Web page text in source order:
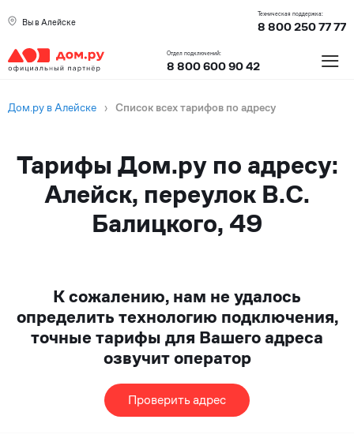
Вы в Алейске
Техническая поддержка:
8 800 250 77 77
Отдел подключений:
8 800 600 90 42 ≡
Дом.ру в Алейске › Список всех тарифов по адресу
Тарифы Дом.ру по адресу:
Алейск, переулок В.С.
Балицкого, 49
К сожалению, нам не удалось
определить технологию подключения,
точные тарифы для Вашего адреса
озвучит оператор
Проверить адрес